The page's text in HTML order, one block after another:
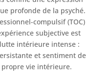
profonde de la psyché.
compulsif (TOC)
subjective est
intérieure intense :
et sentiment de
vie intérieure.